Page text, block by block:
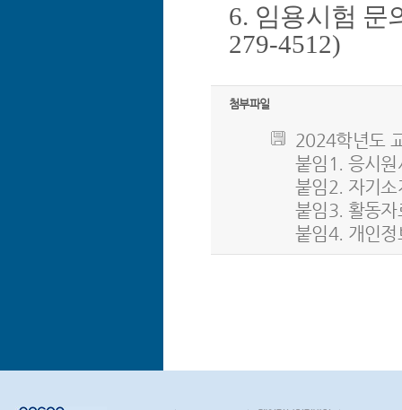
6. 임용시험 문
279-4512)
첨부파일
2024학년도
붙임1. 응시
붙임2. 자기
붙임3. 활동
붙임4. 개인